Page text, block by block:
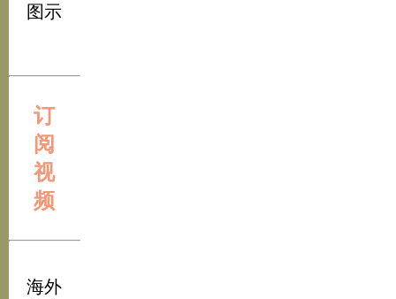
图示
订
阅
视
频
海外